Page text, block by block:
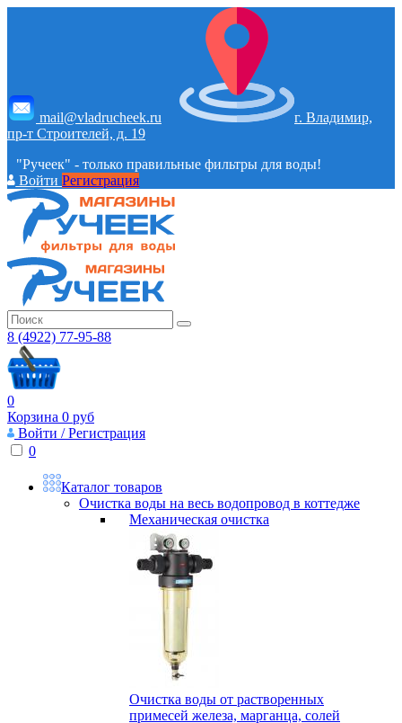
mail@vladrucheek.ru
г. Владимир,
пр-т Строителей, д. 19
"Ручеек" - только правильные фильтры для воды!
ВойтиРегистрация
8 (4922) 77-95-88
0
Корзина 0 руб
Войти / Регистрация
0
Каталог товаров
Очистка воды на весь водопровод в коттедже
Механическая очистка
Очистка воды от растворенных
примесей железа, марганца, солей